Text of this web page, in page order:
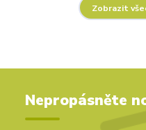
Zobrazit
Nepropásněte